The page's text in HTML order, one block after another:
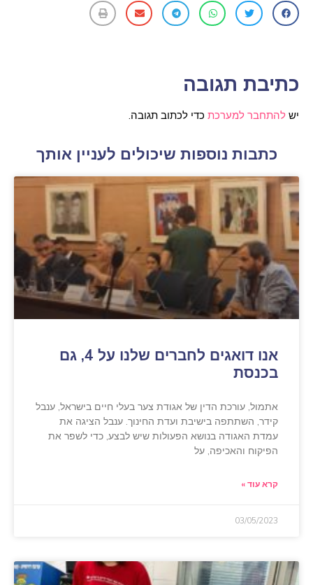
כתיבת תגובה
יש להתחבר למערכת כדי לכתוב תגובה.
כתבות נוספות שיכולים לעניין אותך
אנו דואגים לחברים שלנו על 4, גם
בכנסת
אתמול, עורכת הדין של אגודת צער בעלי חיים בישראל, ענבל
קידר, השתתפה בישיבת ועדת החינוך. ענבל הציגה את
עמדת האגודה בנושא הפעולות שיש לבצע, כדי לשפר את
הפיקוח והאכיפה, על
קרא עוד »
03/05/2023